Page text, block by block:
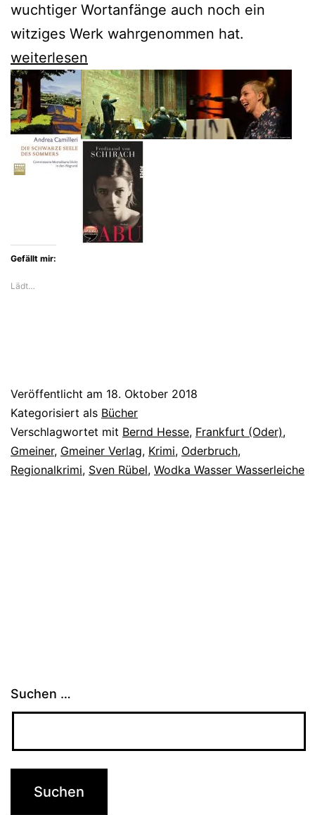
wuchtiger Wortanfänge auch noch ein
witziges Werk wahrgenommen hat.
Wodka,
Weiber,
Wasserleiche
–
ein
Krimi
Oderland
weiterlesen
Gefällt mir:
Lädt…
Veröffentlicht am 18. Oktober 2018
Kategorisiert als Bücher
Verschlagwortet mit Bernd Hesse, Frankfurt (Oder),
Gmeiner, Gmeiner Verlag, Krimi, Oderbruch,
Regionalkrimi, Sven Rübel, Wodka Wasser Wasserleiche
Suchen …